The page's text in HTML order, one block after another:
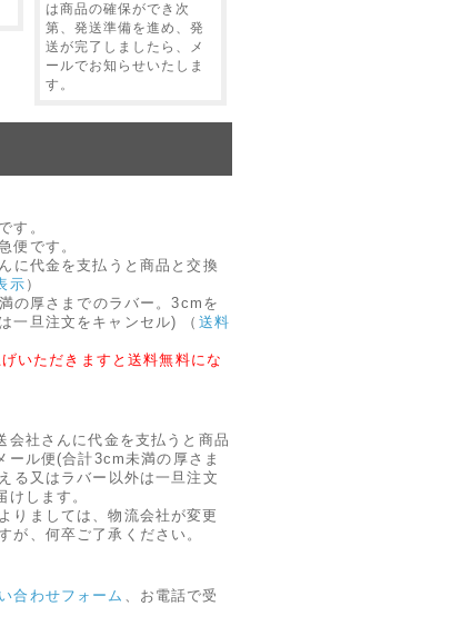
は商品の確保ができ次
第、発送準備を進め、発
送が完了しましたら、メ
ールでお知らせいたしま
す。
す。
便です。
に代金を支払うと商品と交換
示 ）
の厚さまでのラバー。3cmを
一旦注文をキャンセル)
（ 送料
いただきますと送料無料にな
会社さんに代金を支払うと商品
ール便(合計3cm未満の厚さま
る又はラバー以外は一旦注文
します。
りましては、物流会社が変更
が、何卒ご了承ください。
合わせフォーム 、お電話で受